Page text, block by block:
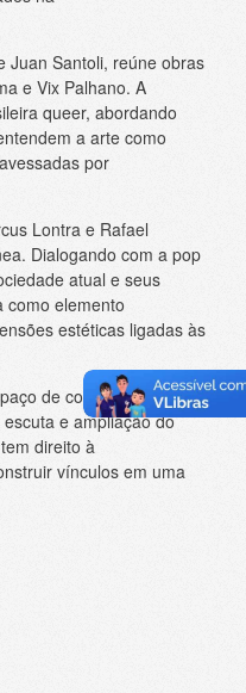
Juan Santoli, reúne obras
e Vix Palhano. A
queer, abordando
a arte como
por
Lontra e Rafael
Dialogando com a pop
atual e seus
como elemento
estéticas ligadas às
de convivência entre
e ampliação do
direito à
vínculos em uma